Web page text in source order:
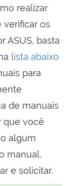
realizar
verificar os
ASUS, basta
lista abaixo
para
de manuais
que você
algum
manual,
e solicitar.